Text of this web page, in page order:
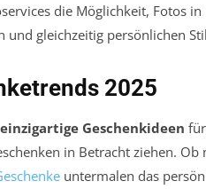
die Möglichkeit, Fotos
und gleichzeitig persönlichen
2025
einzigartige Geschenkideen
in Betracht ziehen.
untermalen das